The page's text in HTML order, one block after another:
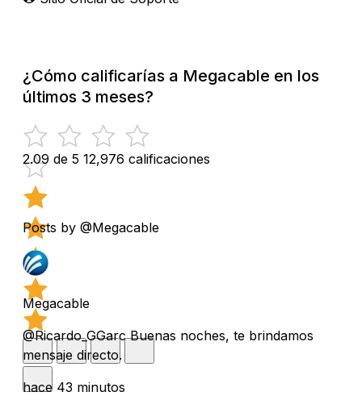
¿Cómo calificarías a Megacable en los
últimos 3 meses?
2.09 de 5 12,976 calificaciones
Posts by @Megacable
Megacable
@Ricardo_GGarc Buenas noches, te brindamos
mensaje directo.
hace 43 minutos